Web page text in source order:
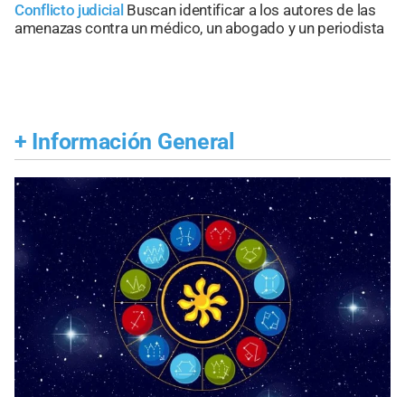
Conflicto judicial Buscan identificar a los autores de las
amenazas contra un médico, un abogado y un periodista
+ Información General